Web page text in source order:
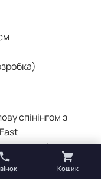
спінінгом з
та чітке
окуня, щуки та
приманок.
Кошик